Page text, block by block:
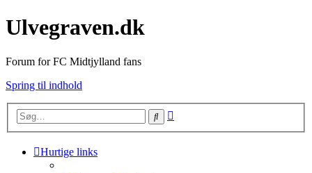
Ulvegraven.dk
Forum for FC Midtjylland fans
Spring til indhold
Søg
Hurtige links